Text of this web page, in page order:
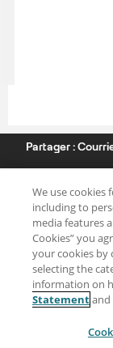
Partager :
Clause de non-
Conditions
We use cookies
including to
media features
Cookies” you
your cookies by
selecting the
information on
Statementand